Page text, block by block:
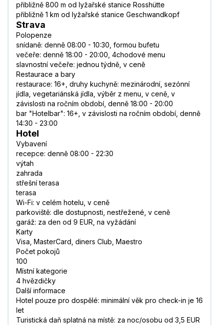
přibližně 800 m od lyžařské stanice Rosshütte
přibližně 1 km od lyžařské stanice Geschwandkopf
Strava
Polopenze
snídaně: denně 08:00 - 10:30, formou bufetu
večeře: denně 18:00 - 20:00, 4chodové menu
slavnostní večeře: jednou týdně, v ceně
Restaurace a bary
restaurace: 16+, druhy kuchyně: mezinárodní, sezónní
jídla, vegetariánská jídla, výběr z menu, v ceně, v
závislosti na ročním období, denně 18:00 - 20:00
bar "Hotelbar": 16+, v závislosti na ročním období, denně
14:30 - 23:00
Hotel
Vybavení
recepce: denně 08:00 - 22:30
výtah
zahrada
střešní terasa
terasa
Wi-Fi: v celém hotelu, v ceně
parkoviště: dle dostupnosti, nestřežené, v ceně
garáž: za den od 9 EUR, na vyžádání
Karty
Visa, MasterCard, diners Club, Maestro
Počet pokojů
100
Místní kategorie
4 hvězdičky
Další informace
Hotel pouze pro dospělé: minimální věk pro check-in je 16
let
Turistická daň splatná na místě: za noc/osobu od 3,5 EUR